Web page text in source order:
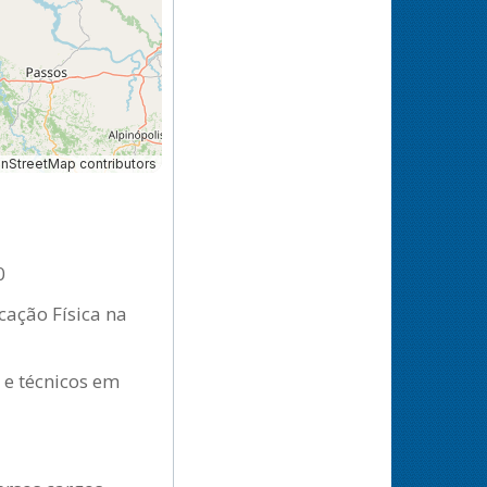
contributors
Física na
técnicos em